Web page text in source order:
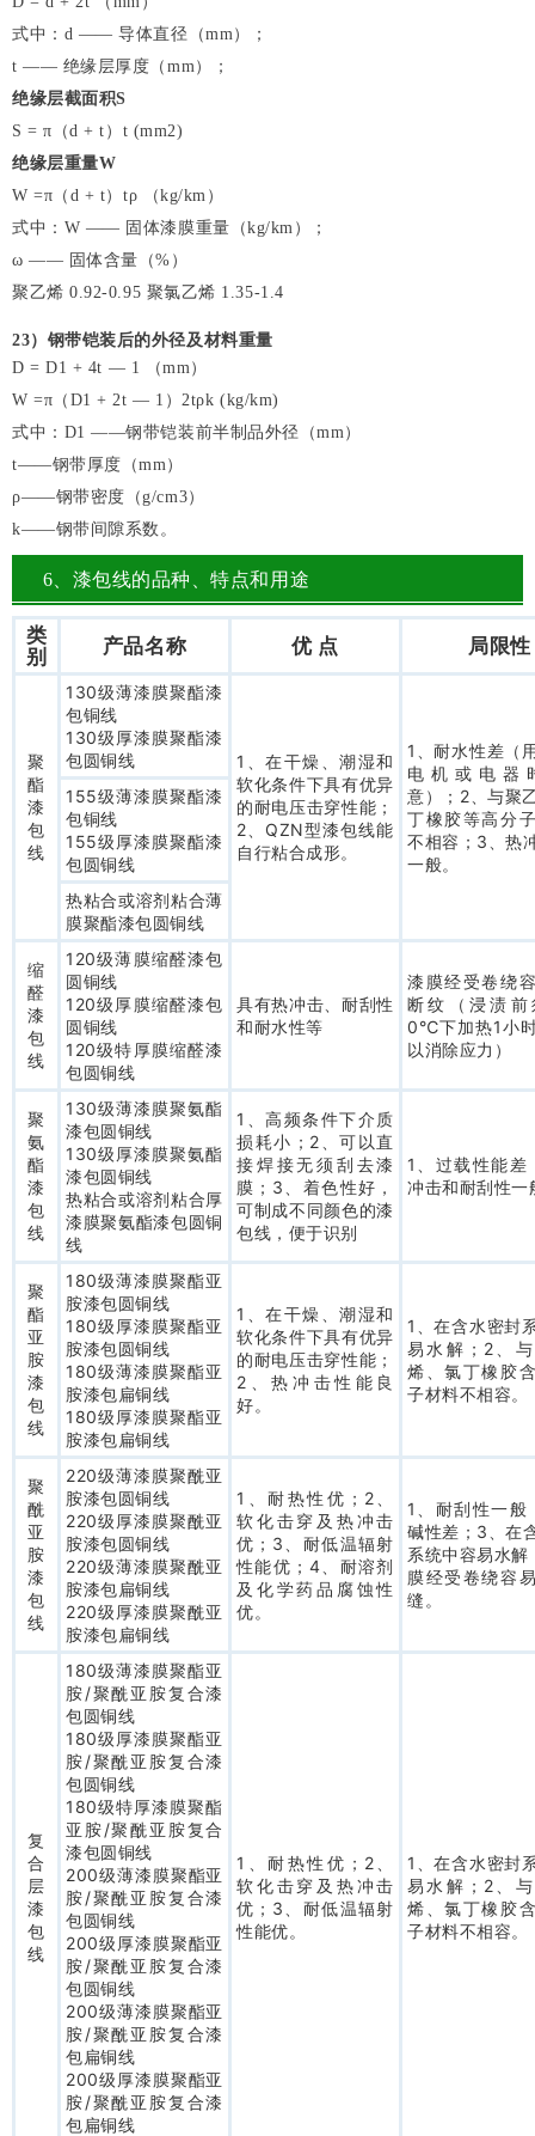
式中：d —— 导体直径（mm）；
t —— 绝缘层厚度（mm）；
绝缘层截面积S
S = π（d + t）t (mm2)
绝缘层重量W
W =π（d + t）tρ （kg/km）
式中：W —— 固体漆膜重量（kg/km）；
ω —— 固体含量（%）
聚乙烯 0.92-0.95 聚氯乙烯 1.35-1.4
23）钢带铠装后的外径及材料重量
D = D1 + 4t — 1 （mm）
W =π（D1 + 2t — 1）2tρk (kg/km)
式中：D1 ——钢带铠装前半制品外径（mm）
t——钢带厚度（mm）
ρ——钢带密度（g/cm3）
k——钢带间隙系数。
6、漆包线的品种、特点和用途
类
别
产品名称 优 点 局限性
聚
酯
漆
包
线
130级薄漆膜聚酯漆
包铜线
130级厚漆膜聚酯漆
包圆铜线
1、在干燥、潮湿和
软化条件下具有优异
的耐电压击穿性能；
2、QZN型漆包线能
自行粘合成形。
1、耐水性差（
电机或电器
意）；2、与聚
丁橡胶等高分
不相容；3、热
一般。
155级薄漆膜聚酯漆
包铜线
155级厚漆膜聚酯漆
包圆铜线
热粘合或溶剂粘合薄
膜聚酯漆包圆铜线
缩
醛
漆
包
线
120级薄膜缩醛漆包
圆铜线
120级厚膜缩醛漆包
圆铜线
120级特厚膜缩醛漆
包圆铜线
具有热冲击、耐刮性
和耐水性等
漆膜经受卷绕
断纹（浸渍前
0℃下加热1小
以消除应力）
聚
氨
酯
漆
包
线
130级薄漆膜聚氨酯
漆包圆铜线
130级厚漆膜聚氨酯
漆包圆铜线
热粘合或溶剂粘合厚
漆膜聚氨酯漆包圆铜
线
1、高频条件下介质
损耗小；2、可以直
接焊接无须刮去漆
膜；3、着色性好，
可制成不同颜色的漆
包线，便于识别
1、过载性能差
冲击和耐刮性一
聚
酯
亚
胺
漆
包
线
180级薄漆膜聚酯亚
胺漆包圆铜线
180级厚漆膜聚酯亚
胺漆包圆铜线
180级薄漆膜聚酯亚
胺漆包扁铜线
180级厚漆膜聚酯亚
胺漆包扁铜线
1、在干燥、潮湿和
软化条件下具有优异
的耐电压击穿性能；
2、热冲击性能良
好。
1、在含水密封
易水解；2、
烯、氯丁橡胶
子材料不相容。
聚
酰
亚
胺
漆
包
线
220级薄漆膜聚酰亚
胺漆包圆铜线
220级厚漆膜聚酰亚
胺漆包圆铜线
220级薄漆膜聚酰亚
胺漆包扁铜线
220级厚漆膜聚酰亚
胺漆包扁铜线
1、耐热性优；2、
软化击穿及热冲击
优；3、耐低温辐射
性能优；4、耐溶剂
及化学药品腐蚀性
优。
1、耐刮性一般
碱性差；3、在
系统中容易水解
膜经受卷绕容
缝。
复
合
层
漆
包
线
180级薄漆膜聚酯亚
胺/聚酰亚胺复合漆
包圆铜线
180级厚漆膜聚酯亚
胺/聚酰亚胺复合漆
包圆铜线
180级特厚漆膜聚酯
亚胺/聚酰亚胺复合
漆包圆铜线
200级薄漆膜聚酯亚
胺/聚酰亚胺复合漆
包圆铜线
200级厚漆膜聚酯亚
胺/聚酰亚胺复合漆
包圆铜线
200级薄漆膜聚酯亚
胺/聚酰亚胺复合漆
包扁铜线
200级厚漆膜聚酯亚
胺/聚酰亚胺复合漆
包扁铜线
1、耐热性优；2、
软化击穿及热冲击
优；3、耐低温辐射
性能优。
1、在含水密封
易水解；2、
烯、氯丁橡胶
子材料不相容。